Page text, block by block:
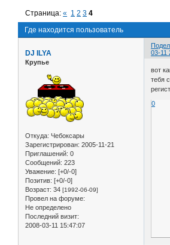
Где находится пользователь
Страница:« 1 2 3 4
03-11
DJ ILYA
Крупье
Откуда: Чебоксары
Зарегистрирован: 2005-11-21
Приглашений: 0
Сообщений: 223
Уважение: [+0/-0]
Позитив: [+0/-0]
Возраст: 34 [1992-06-09]
Провел на форуме:
Не определено
Последний визит:
2008-03-11 15:47:07
вот
тебя
0